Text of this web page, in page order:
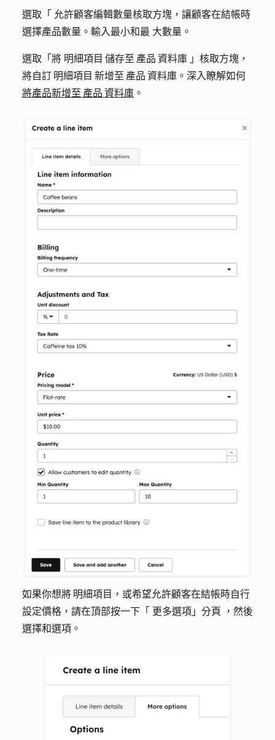
選取「 允許顧客編輯數量核取方塊，讓顧客在結帳時
選擇產品數量。輸入 最小和最 大數量 。
選取「將 明細項目 儲存至 產品 資料庫 」核取方塊，
將自訂 明細項目 新增至 產品 資料庫。深入瞭解如何
將產品新增至 產品 資料庫 。
如果你想將 明細項目，或希望允許顧客在結帳時自行
設定價格，請在頂部按一下「 更多選項」分頁
，然後
選擇和選項 。